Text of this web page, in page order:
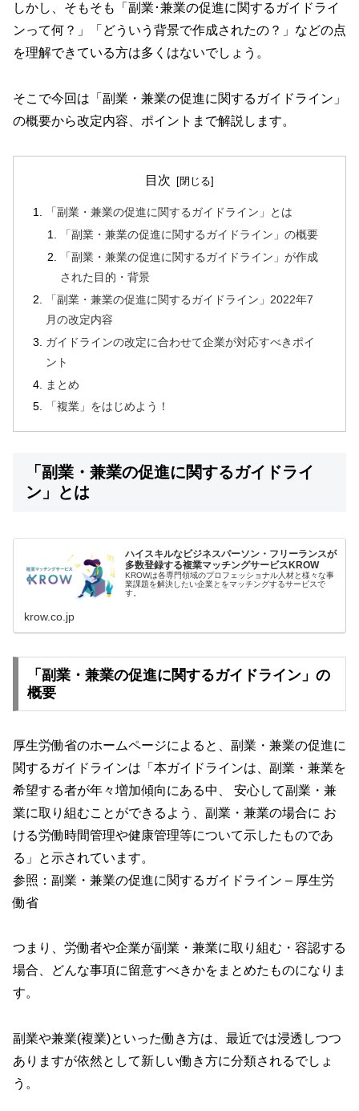
しかし、そもそも「副業･兼業の促進に関するガイドライ
ンって何？」「どういう背景で作成されたの？」などの点
を理解できている方は多くはないでしょう。
そこで今回は「副業・兼業の促進に関するガイドライン」
の概要から改定内容、ポイントまで解説します。
目次
「副業・兼業の促進に関するガイドライン」とは
「副業・兼業の促進に関するガイドライン」の概要
「副業・兼業の促進に関するガイドライン」が作成
された目的・背景
「副業・兼業の促進に関するガイドライン」2022年7
月の改定内容
ガイドラインの改定に合わせて企業が対応すべきポイ
ント
まとめ
「複業」をはじめよう！
「副業・兼業の促進に関するガイドライ
ン」とは
ハイスキルなビジネスパーソン・フリーランスが
多数登録する複業マッチングサービスKROW
KROWは各専門領域のプロフェッショナル人材と様々な事
業課題を解決したい企業とをマッチングするサービスで
す。
krow.co.jp
「副業・兼業の促進に関するガイドライン」の
概要
厚生労働省のホームページによると、副業・兼業の促進に
関するガイドラインは「本ガイドラインは、副業・兼業を
希望する者が年々増加傾向にある中、 安心して副業・兼
業に取り組むことができるよう、副業・兼業の場合に お
ける労働時間管理や健康管理等について示したものであ
る」と示されています。
参照： 副業・兼業の促進に関するガイドライン – 厚生労
働省
つまり、労働者や企業が副業・兼業に取り組む・容認する
場合、どんな事項に留意すべきかをまとめたものになりま
す。
副業や兼業(複業)といった働き方は、最近では浸透しつつ
ありますが依然として新しい働き方に分類されるでしょ
う。